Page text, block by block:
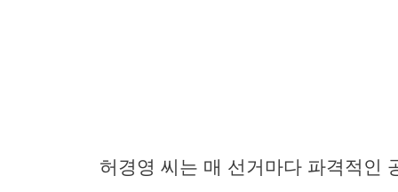
허경영 씨는 매 선거마다 파격적인